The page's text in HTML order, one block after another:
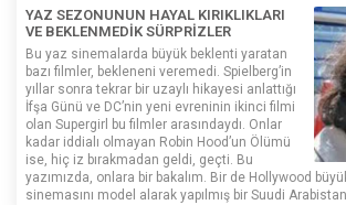
YAZ SEZONUNUN HAYAL KIRIKLIKLARI
VE BEKLENMEDİK SÜRPRİZLER
Bu yaz sinemalarda büyük beklenti yaratan
bazı filmler, bekleneni veremedi. Spielberg’in
yıllar sonra tekrar bir uzaylı hikayesi anlattığı
İfşa Günü ve DC’nin yeni evreninin ikinci filmi
olan Supergirl bu filmler arasındaydı. Onlar
kadar iddialı olmayan Robin Hood’un Ölümü
ise, hiç iz bırakmadan geldi, geçti. Bu
yazımızda, onlara bir bakalım. Bir de Hollywood
sinemasını model alarak yapılmış bir Suudi